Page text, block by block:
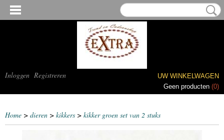
Inloggen Registreren
UW WINKELWAGEN
Geen producten (0)
Home > dieren > kikkers > kikker groen set van 2 stuks